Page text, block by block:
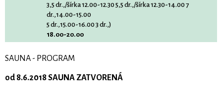
3,5 dr.,/šírka 12.00-12.30 5,5 dr.,/šírka 12.30-14.00 7
dr.,14.00-15.00
5 dr.,15.00-16.00 3 dr.,)
18.00-20.00
SAUNA - PROGRAM
od 8.6.2018 SAUNA ZATVORENÁ